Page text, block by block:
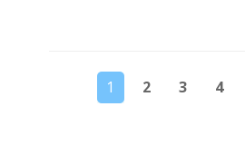
1 2 3 4